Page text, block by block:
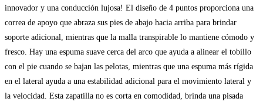
9.0
9.5,
10
ZAPATILLA
cantidad
innovador y una conducción lujosa! El diseño de 4 puntos proporciona una
correa de apoyo que abraza sus pies de abajo hacia arriba para brindar
soporte adicional, mientras que la malla transpirable lo mantiene cómodo y
fresco. Hay una espuma suave cerca del arco que ayuda a alinear el tobillo
con el pie cuando se bajan las pelotas, mientras que una espuma más rígida
en el lateral ayuda a una estabilidad adicional para el movimiento lateral y
la velocidad. Esta zapatilla no es corta en comodidad, brinda una pisada